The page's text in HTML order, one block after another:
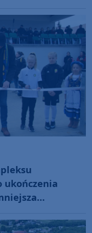
ukończenia